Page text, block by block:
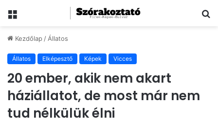
Menü
Kezdőlap / Állatos
Állatos Elképesztő Képek Vicces
20 ember, akik nem akart
háziállatot, de most már nem
tud nélkülük élni